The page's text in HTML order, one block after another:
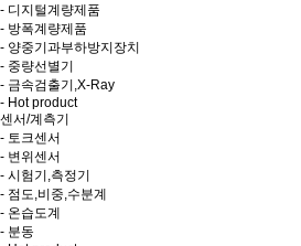
- 디지털계량제품
- 방폭계량제품
- 양중기과부하방지장치
- 중량선별기
- 금속검출기,X-Ray
- Hot product
센서/계측기
- 토크센서
- 변위센서
- 시험기,측정기
- 점도,비중,수분계
- 온습도계
- 분동